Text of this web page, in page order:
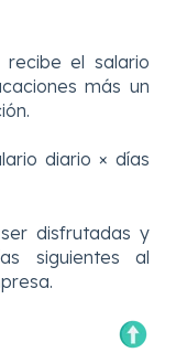
el salario
más un
diario × días
disfrutadas y
siguientes al